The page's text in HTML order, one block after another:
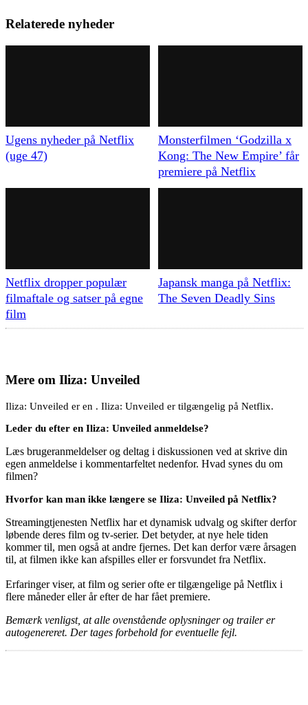
Relaterede nyheder
Ugens nyheder på Netflix
(uge 47)
Monsterfilmen ‘Godzilla x
Kong: The New Empire’ får
premiere på Netflix
Netflix dropper populær
filmaftale og satser på egne
film
Japansk manga på Netflix:
The Seven Deadly Sins
Mere om Iliza: Unveiled
Iliza: Unveiled er en . Iliza: Unveiled er tilgængelig på Netflix.
Leder du efter en Iliza: Unveiled anmeldelse?
Læs brugeranmeldelser og deltag i diskussionen ved at skrive din
egen anmeldelse i kommentarfeltet nedenfor. Hvad synes du om
filmen?
Hvorfor kan man ikke længere se Iliza: Unveiled på Netflix?
Streamingtjenesten Netflix har et dynamisk udvalg og skifter derfor
løbende deres film og tv-serier. Det betyder, at nye hele tiden
kommer til, men også at andre fjernes. Det kan derfor være årsagen
til, at filmen ikke kan afspilles eller er forsvundet fra Netflix.
Erfaringer viser, at film og serier ofte er tilgængelige på Netflix i
flere måneder eller år efter de har fået premiere.
Bemærk venligst, at alle ovenstående oplysninger og trailer er
autogenereret. Der tages forbehold for eventuelle fejl.